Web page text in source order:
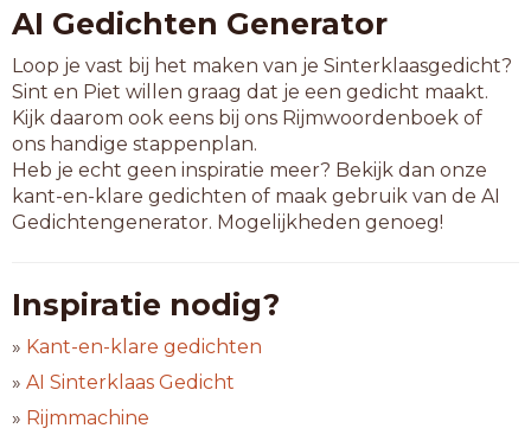
AI Gedichten Generator
Loop je vast bij het maken van je Sinterklaasgedicht?
Sint en Piet willen graag dat je een gedicht maakt.
Kijk daarom ook eens bij ons Rijmwoordenboek of
ons handige stappenplan.
Heb je echt geen inspiratie meer? Bekijk dan onze
kant-en-klare gedichten of maak gebruik van de AI
Gedichtengenerator. Mogelijkheden genoeg!
Inspiratie nodig?
» Kant-en-klare gedichten
» AI Sinterklaas Gedicht
» Rijmmachine